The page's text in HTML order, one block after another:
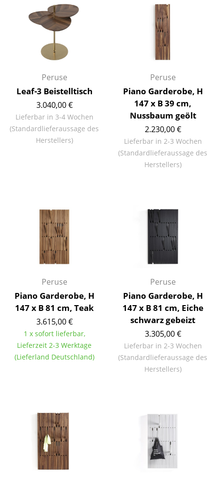
Gartentische
Einzelteile
... alle Tische
Aufbewahren
Regale & Schränke
Bücherregale
Beistell- & Rollcontainer
Barmöbel
Garderoben
Einzelteile
... alle Aufbewahrungsmöbel
Licht
Hängeleuchten & Deckenleuchten
Stehleuchten & Leseleuchten
Bodenleuchten
Wandleuchten
Outdoor-Leuchten
Peruse
Leaf-3 Beistelltisch
3.040,00 €
Lieferbar in 3-4 Wochen
(Standardlieferaussage des
Herstellers)
Peruse
Piano Garderobe, H
147 x B 39 cm,
Nussbaum geölt
2.230,00 €
Lieferbar in 2-3 Wochen
(Standardlieferaussage des
Herstellers)
Peruse
Piano Garderobe, H
147 x B 81 cm, Teak
3.615,00 €
1 x sofort lieferbar,
Lieferzeit 2-3 Werktage
(Lieferland Deutschland)
Peruse
Piano Garderobe, H
147 x B 81 cm, Eiche
schwarz gebeizt
3.305,00 €
Lieferbar in 2-3 Wochen
(Standardlieferaussage des
Herstellers)